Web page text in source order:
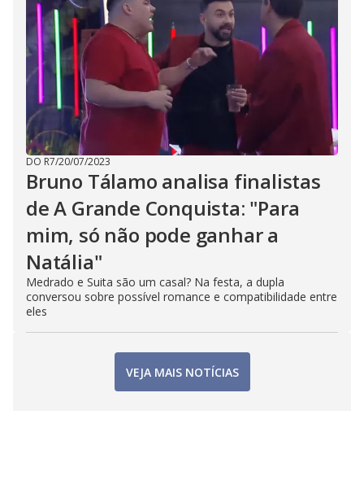
DO R7/20/07/2023
Bruno Tálamo analisa finalistas
de A Grande Conquista: "Para
mim, só não pode ganhar a
Natália"
Medrado e Suita são um casal? Na festa, a dupla
conversou sobre possível romance e compatibilidade entre
eles
VEJA MAIS NOTÍCIAS